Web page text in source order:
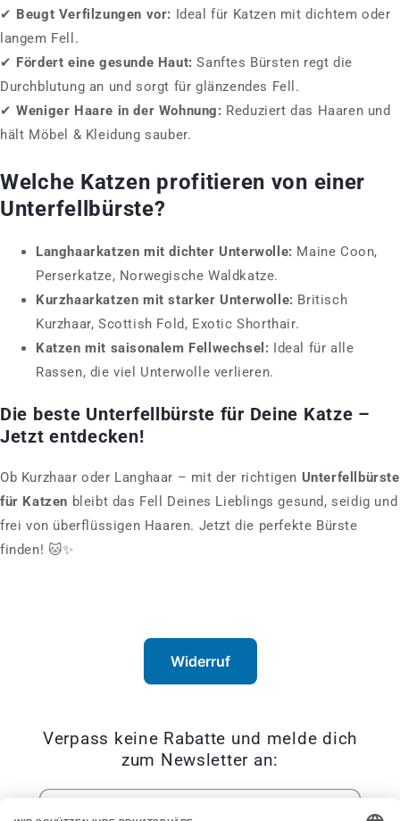
✔ Beugt Verfilzungen vor: Ideal für Katzen mit dichtem oder
langem Fell.
✔ Fördert eine gesunde Haut: Sanftes Bürsten regt die
Durchblutung an und sorgt für glänzendes Fell.
✔Weniger Haare in der Wohnung: Reduziert das Haaren und
hält Möbel & Kleidung sauber.
Welche Katzen profitieren von einer
Unterfellbürste?
Langhaarkatzen mit dichter Unterwolle: Maine Coon,
Perserkatze, Norwegische Waldkatze.
Kurzhaarkatzen mit starker Unterwolle: Britisch
Kurzhaar, Scottish Fold, Exotic Shorthair.
Katzen mit saisonalem Fellwechsel: Ideal für alle
Rassen, die viel Unterwolle verlieren.
Die beste Unterfellbürste für Deine Katze –
Jetzt entdecken!
Ob Kurzhaar oder Langhaar – mit der richtigen Unterfellbürste
für Katzen bleibt das Fell Deines Lieblings gesund, seidig und
frei von überflüssigen Haaren. Jetzt die perfekte Bürste
finden! 🐱✨
Widerruf
Verpass keine Rabatte und melde dich
zum Newsletter an: